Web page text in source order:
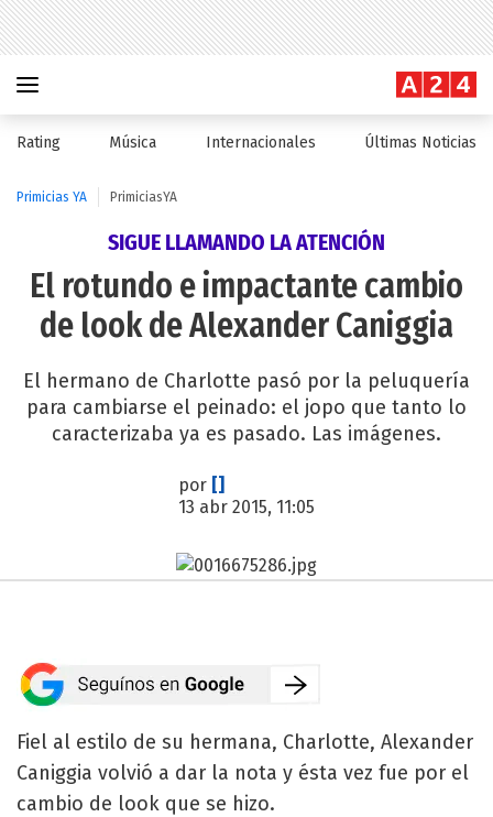
Rating Música Internacionales Últimas Noticias
Primicias YA PrimiciasYA
SIGUE LLAMANDO LA ATENCIÓN
El rotundo e impactante cambio
de look de Alexander Caniggia
El hermano de Charlotte pasó por la peluquería
para cambiarse el peinado: el jopo que tanto lo
caracterizaba ya es pasado. Las imágenes.
por []
13 abr 2015, 11:05
Fiel al estilo de su hermana, Charlotte, Alexander
Caniggia volvió a dar la nota y ésta vez fue por el
cambio de look que se hizo.